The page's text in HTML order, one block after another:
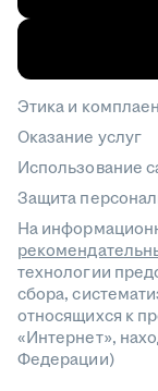
Этика и
Оказание услуг
Использование
Защита
На
технологии
сбора,
относящихся к
«Интернет»,
Федерации)